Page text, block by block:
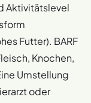
Aktivitätslevel
Futter). BARF
Knochen,
Umstellung
oder